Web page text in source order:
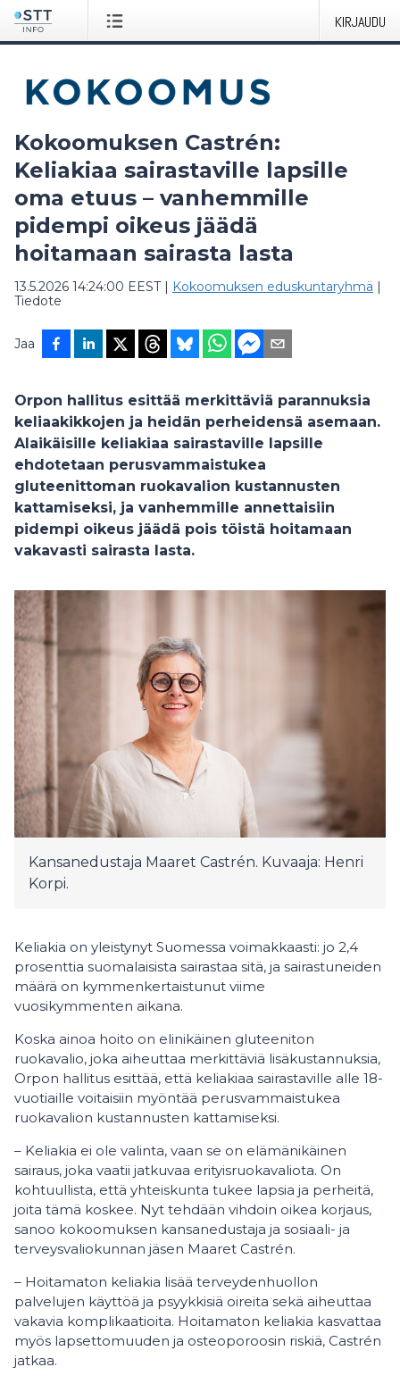
KIRJAUDU
Kokoomuksen Castrén:
Keliakiaa sairastaville lapsille
oma etuus – vanhemmille
pidempi oikeus jäädä
hoitamaan sairasta lasta
13.5.2026 14:24:00 EEST| Kokoomuksen eduskuntaryhmä |
Tiedote
Jaa
Orpon hallitus esittää merkittäviä parannuksia
keliaakikkojen ja heidän perheidensä asemaan.
Alaikäisille keliakiaa sairastaville lapsille
ehdotetaan perusvammaistukea
gluteenittoman ruokavalion kustannusten
kattamiseksi, ja vanhemmille annettaisiin
pidempi oikeus jäädä pois töistä hoitamaan
vakavasti sairasta lasta.
Kansanedustaja Maaret Castrén. Kuvaaja: Henri
Korpi.
Keliakia on yleistynyt Suomessa voimakkaasti: jo 2,4
prosenttia suomalaisista sairastaa sitä, ja sairastuneiden
määrä on kymmenkertaistunut viime
vuosikymmenten aikana.
Koska ainoa hoito on elinikäinen gluteeniton
ruokavalio, joka aiheuttaa merkittäviä lisäkustannuksia,
Orpon hallitus esittää, että keliakiaa sairastaville alle 18-
vuotiaille voitaisiin myöntää perusvammaistukea
ruokavalion kustannusten kattamiseksi.
– Keliakia ei ole valinta, vaan se on elämänikäinen
sairaus, joka vaatii jatkuvaa erityisruokavaliota. On
kohtuullista, että yhteiskunta tukee lapsia ja perheitä,
joita tämä koskee. Nyt tehdään vihdoin oikea korjaus,
sanoo kokoomuksen kansanedustaja ja sosiaali- ja
terveysvaliokunnan jäsen Maaret Castrén.
– Hoitamaton keliakia lisää terveydenhuollon
palvelujen käyttöä ja psyykkisiä oireita sekä aiheuttaa
vakavia komplikaatioita. Hoitamaton keliakia kasvattaa
myös lapsettomuuden ja osteoporoosin riskiä, Castrén
jatkaa.